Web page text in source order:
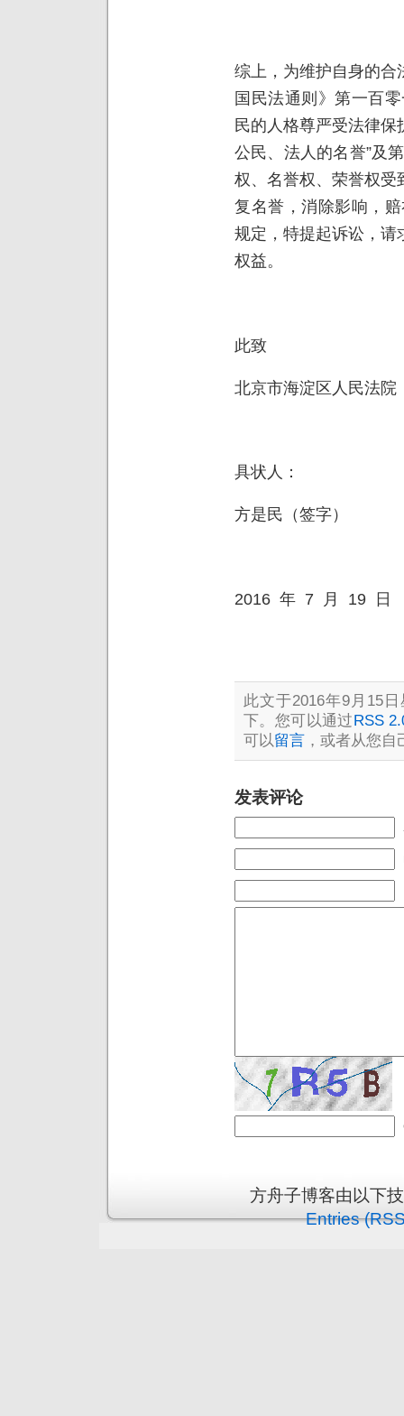
综上，为维护自身的合
国民法通则》第一百
民的人格尊严受法律
公民、法人的名誉”及
权、名誉权、荣誉权受
复名誉，消除影响，
规定，特提起诉讼，请
权益。
此致
北京市海淀区人民法院
具状人：
方是民（签字）
2016 年 7 月 19 日
此文于2016年9月15
下。您可以通过 RSS
可以留言 ，或者从您自
发表评论
方舟子博客由以下
Entries